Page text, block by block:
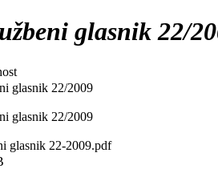
glasnik 22/
glasnik 22/2009
glasnik 22/2009
glasnik 22-2009.pdf